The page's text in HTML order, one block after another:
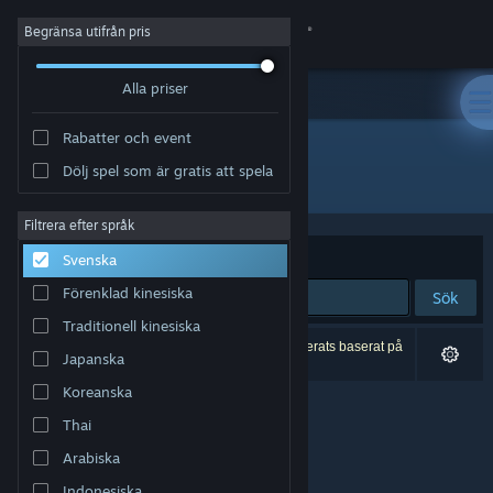
Logga in
Om
Support
Byt språk
Skaffa Steams mobilapp
Se skrivbordswebbplats
Begränsa utifrån pris
Alla priser
Rabatter och event
Dölj spel som är gratis att spela
Filtrera efter språk
Svenska
Förenklad kinesiska
Traditionell kinesiska
Japanska
Koreanska
Thai
Arabiska
Utgivare: The Elephant Crew
Sortera efter Relevans
Sök
0 träffar matchade din sökning. 1 titel har exkluderats baserat på
dina preferenser.